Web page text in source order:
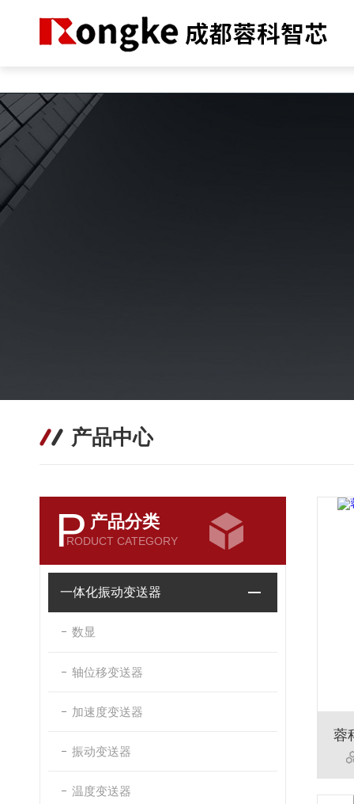
产品中心
P 产品分类
RODUCT CATEGORY
一体化振动变送器
数显
轴位移变送器
加速度变送器
振动变送器
温度变送器